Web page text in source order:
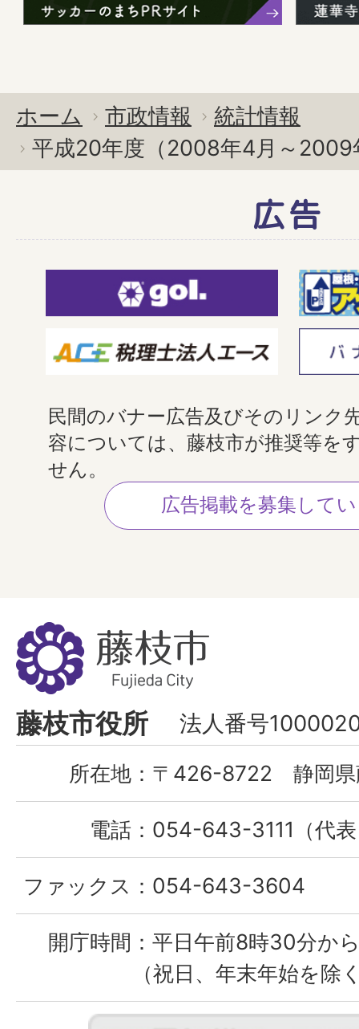
ホーム 市政情報
統計情報
平成20年度（2008年4月～2009
広告
民間のバナー広告及びそのリンク
容については、藤枝市が推奨等を
せん。
広告掲載を募集して
藤
枝
市
Fujieda
City
藤枝市役所 法人番号
所在地： 〒426-8722 静岡県
電話： 054-643-3111（代
ファックス： 054-643-3604
開庁時間： 平日午前8時30分か
（祝日、年末年始を除